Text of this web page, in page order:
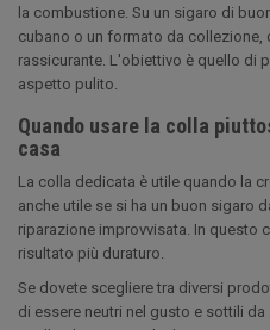
la combustione. Su un sigaro di
cubano o un formato da collezione,
rassicurante. L'obiettivo è quello di
aspetto pulito.
Quando usare la colla
casa
La colla dedicata è utile quando la
anche utile se si ha un buon sigaro
riparazione improvvisata. In questo
risultato più duraturo.
Se dovete scegliere tra diversi
di essere neutri nel gusto e sottili